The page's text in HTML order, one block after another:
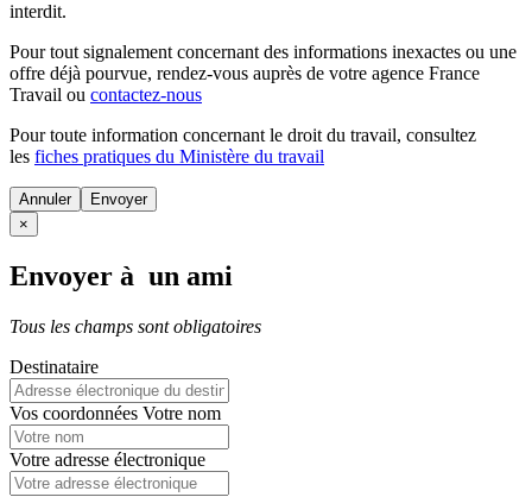
interdit.
Pour tout signalement concernant des informations inexactes ou une
offre déjà pourvue, rendez-vous auprès de votre agence France
Travail ou contactez-nous
Pour toute information concernant le droit du travail, consultez
les fiches pratiques du Ministère du travail
Annuler
×
Envoyer à un ami
Tous les champs sont obligatoires
Destinataire
Vos coordonnées Votre nom
Votre adresse électronique